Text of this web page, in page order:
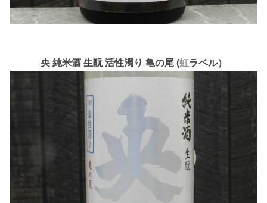
央 純米酒 生酛 活性濁り 亀の尾 (虹ラベル）